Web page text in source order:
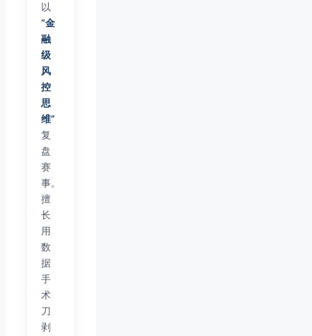
以
“金
融
级
风
控
思
维”
复
盘
赛
事。
擅
长
用
数
据
手
术
刀
剥